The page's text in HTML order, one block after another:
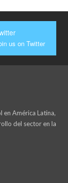
us on Twitter
en América Latina,
del sector en la